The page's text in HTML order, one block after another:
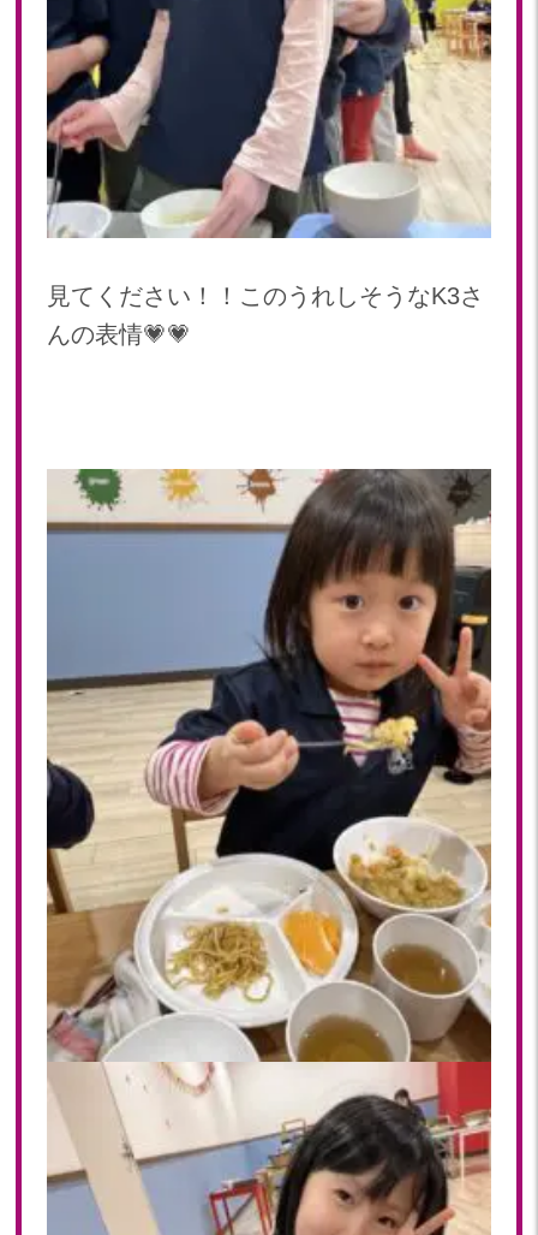
2020年 02月(16)
2020年 01月(19)
2019
2019年 12月(20)
2019年 11月(20)
2019年 10月(21)
2019年 09月(17)
2019年 07月(22)
2019年 06月(20)
2019年 01月(15)
2018
2018年 09月(15)
2018年 08月(19)
2018年 07月(20)
2018年 06月(21)
2018年 05月(11)
見てください！！このうれしそうなK3さ
んの表情💗💗